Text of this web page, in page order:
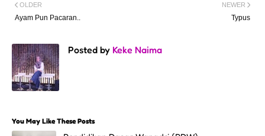
NEWER
Typus
OLDER
Ayam Pun Pacaran..
Posted by Keke Naima
You May Like These Posts